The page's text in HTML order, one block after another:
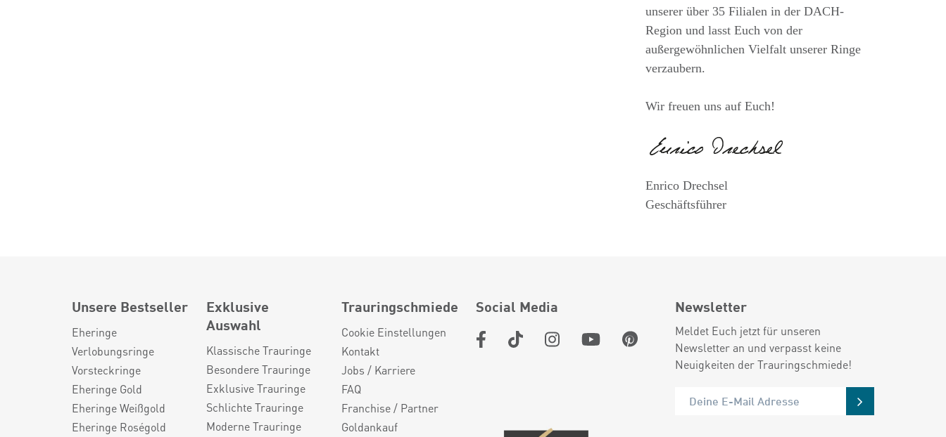
unserer über 35 Filialen in der DACH-
Region und lasst Euch von der
außergewöhnlichen Vielfalt unserer Ringe
verzaubern.
Wir freuen uns auf Euch!
Enrico Drechsel
Geschäftsführer
Unsere Bestseller
Eheringe
Verlobungsringe
Vorsteckringe
Eheringe Gold
Eheringe Weißgold
Eheringe Roségold
Exklusive
Auswahl
Klassische Trauringe
Besondere Trauringe
Exklusive Trauringe
Schlichte Trauringe
Moderne Trauringe
Trauringschmiede
Cookie Einstellungen
Kontakt
Jobs / Karriere
FAQ
Franchise / Partner
Goldankauf
Social Media Newsletter
Meldet Euch jetzt für unseren
Newsletter an und verpasst keine
Neuigkeiten der Trauringschmiede!